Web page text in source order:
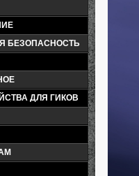
БЕЗОПАСНОСТЬ
ДЛЯ ГИКОВ